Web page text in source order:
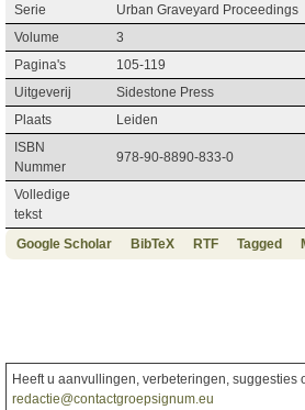
Serie
Urban Graveyard Proceedings
Volume
3
Pagina's
105-119
Uitgeverij
Sidestone Press
Plaats
Leiden
ISBN
Nummer
978-90-8890-833-0
Volledige
tekst
Google Scholar
BibTeX RTF Tagged
Heeft u aanvullingen, verbeteringen, suggesties
redactie@contactgroepsignum.eu